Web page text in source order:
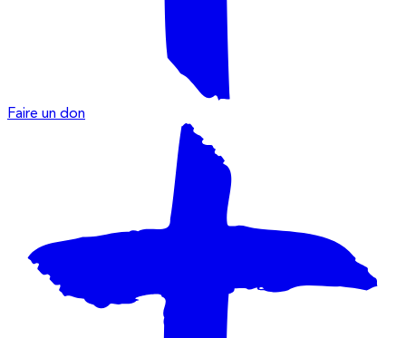
Faire un don